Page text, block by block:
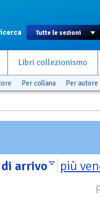
Libri collezionismo
Per collana Per autore
arrivo più